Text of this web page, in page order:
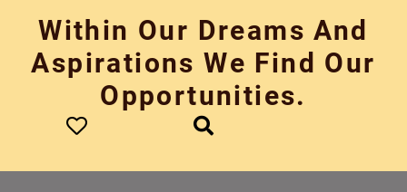
content
Within Our Dreams And
Aspirations We Find Our
Opportunities.